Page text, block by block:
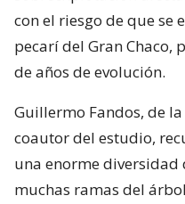
con el riesgo de que se
pecarí del Gran Chaco,
de años de evolución.
Guillermo Fandos, de
coautor del estudio,
una enorme
muchas ramas del